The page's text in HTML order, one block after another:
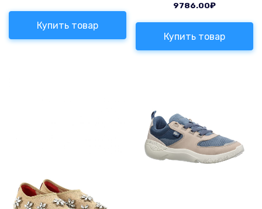
Купить товар
9786.00₽
Купить товар